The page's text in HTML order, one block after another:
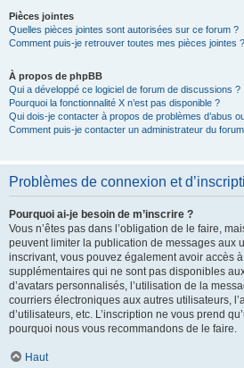
Pièces jointes
Quelles pièces jointes sont autorisées sur ce forum ?
Comment puis-je retrouver toutes mes pièces jointes ?
À propos de phpBB
Qui a développé ce logiciel de forum de discussions ?
Pourquoi la fonctionnalité X n’est pas disponible ?
Qui dois-je contacter à propos de problèmes d’abus
Comment puis-je contacter un administrateur du
Problèmes de connexion et
Pourquoi ai-je besoin de m’inscrire ?
Vous n’êtes pas dans l’obligation de le faire,
peuvent limiter la publication de messages aux
inscrivant, vous pouvez également avoir accès
supplémentaires qui ne sont pas disponibles
d’avatars personnalisés, l’utilisation de la
courriers électroniques aux autres utilisateurs,
d’utilisateurs, etc. L’inscription ne vous prend
pourquoi nous vous recommandons de le faire.
Haut